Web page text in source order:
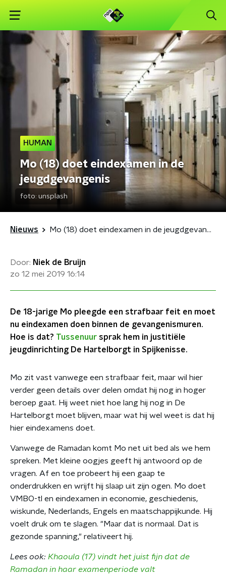
HUMAN
Mo (18) doet eindexamen in de
jeugdgevangenis
foto: unsplash
Nieuws Mo (18) doet eindexamen in de jeugdgevangenis
Door: Niek de Bruijn
zo 12 mei 2019 16:14
De 18-jarige Mo pleegde een strafbaar feit en moet
nu eindexamen doen binnen de gevangenismuren.
Hoe is dat? Tussenuur sprak hem in justitiële
jeugdinrichting De Hartelborgt in Spijkenisse.
Mo zit vast vanwege een strafbaar feit, maar wil hier
verder geen details over delen omdat hij nog in hoger
beroep gaat. Hij weet niet hoe lang hij nog in De
Hartelborgt moet blijven, maar wat hij wel weet is dat hij
hier eindexamens doet.
Vanwege de Ramadan komt Mo net uit bed als we hem
spreken. Met kleine oogjes geeft hij antwoord op de
vragen. Af en toe probeert hij een gaap te
onderdrukken en wrijft hij slaap uit zijn ogen. Mo doet
VMBO-tl en eindexamen in economie, geschiedenis,
wiskunde, Nederlands, Engels en maatschappijkunde. Hij
voelt druk om te slagen. "Maar dat is normaal. Dat is
gezonde spanning," relativeert hij.
Lees ook: Khaoula (17) vindt het juist fijn dat de
Ramadan in haar examenperiode valt